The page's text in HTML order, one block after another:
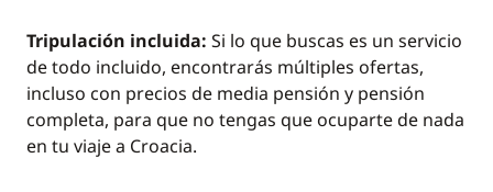
Tripulación incluida: Si lo que buscas es un servicio
de todo incluido, encontrarás múltiples ofertas,
incluso con precios de media pensión y pensión
completa, para que no tengas que ocuparte de nada
en tu viaje a Croacia.